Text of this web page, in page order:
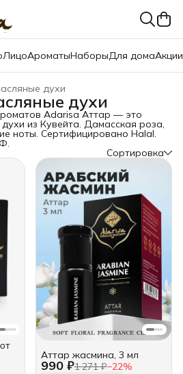
ЛицоАроматыНаборыДля домаАкции
духи
духи
Adarisa Аттар — это
из Кувейта. Дамасская роза,
ноты. Сертифицировано Halal.
Сортировка
990 ₽1 271 ₽−22%
Аттар жасмина, 3 мл